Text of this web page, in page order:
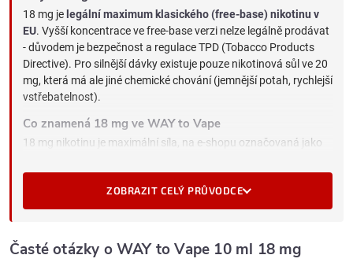
18 mg je legální maximum klasického (free-base) nikotinu v
EU. Vyšší koncentrace ve free-base verzi nelze legálně prodávat
- důvodem je bezpečnost a regulace TPD (Tobacco Products
Directive). Pro silnější dávky existuje pouze nikotinová sůl ve 20
mg, která má ale jiné chemické chování (jemnější potah, rychlejší
vstřebatelnost).
Co znamená 18 mg ve WAY to Vape
18 mg nikotinu je maximální síla, na e-shopu označovaná jako
- nejostřejší ve free-base škále, klasický
Intenzivní chuťové vrstvy
- 18 mg dává plně rozvinuté
ZOBRAZIT CELÝ PRŮVODCE
Časté otázky o WAY to Vape 10 ml 18 mg